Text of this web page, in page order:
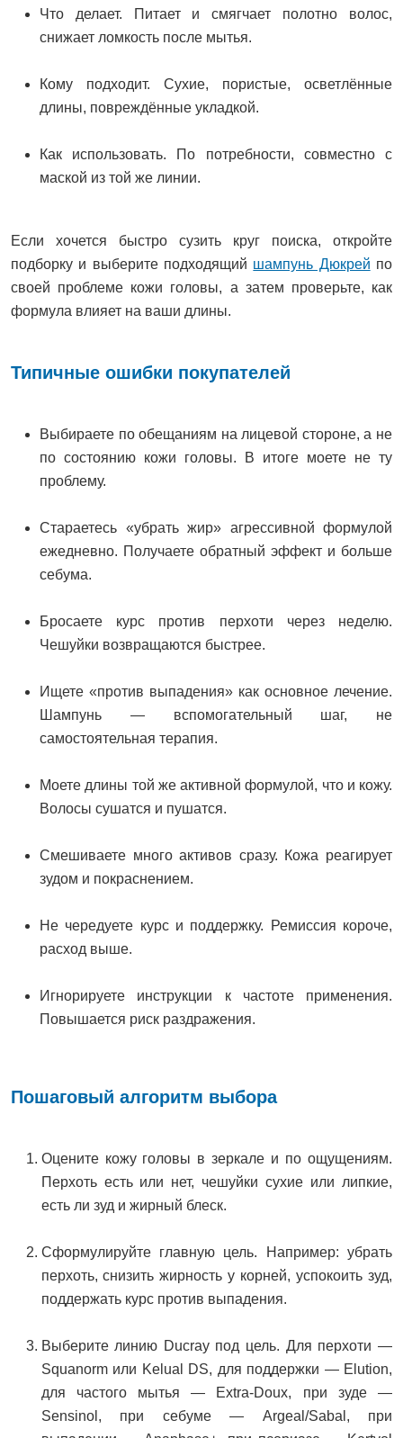
Что делает. Питает и смягчает полотно волос,
снижает ломкость после мытья.
Кому подходит. Сухие, пористые, осветлённые
длины, повреждённые укладкой.
Как использовать. По потребности, совместно с
маской из той же линии.
Если хочется быстро сузить круг поиска, откройте
подборку и выберите подходящий шампунь Дюкрей по
своей проблеме кожи головы, а затем проверьте, как
формула влияет на ваши длины.
Типичные ошибки покупателей
Выбираете по обещаниям на лицевой стороне, а не
по состоянию кожи головы. В итоге моете не ту
проблему.
Стараетесь «убрать жир» агрессивной формулой
ежедневно. Получаете обратный эффект и больше
себума.
Бросаете курс против перхоти через неделю.
Чешуйки возвращаются быстрее.
Ищете «против выпадения» как основное лечение.
Шампунь — вспомогательный шаг, не
самостоятельная терапия.
Моете длины той же активной формулой, что и кожу.
Волосы сушатся и пушатся.
Смешиваете много активов сразу. Кожа реагирует
зудом и покраснением.
Не чередуете курс и поддержку. Ремиссия короче,
расход выше.
Игнорируете инструкции к частоте применения.
Повышается риск раздражения.
Пошаговый алгоритм выбора
Оцените кожу головы в зеркале и по ощущениям.
Перхоть есть или нет, чешуйки сухие или липкие,
есть ли зуд и жирный блеск.
Сформулируйте главную цель. Например: убрать
перхоть, снизить жирность у корней, успокоить зуд,
поддержать курс против выпадения.
Выберите линию Ducray под цель. Для перхоти —
Squanorm или Kelual DS, для поддержки — Elution,
для частого мытья — Extra-Doux, при зуде —
Sensinol, при себуме — Argeal/Sabal, при